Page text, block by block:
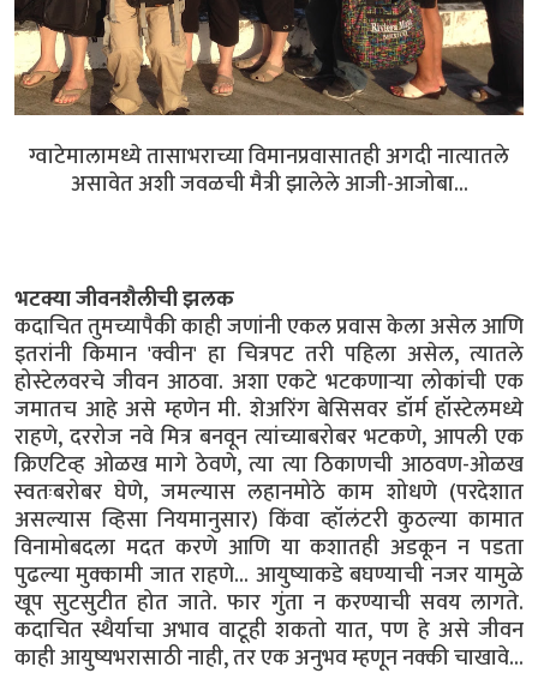
ग्वाटेमालामध्ये तासाभराच्या विमानप्रवासातही अगदी नात्यातले
असावेत अशी जवळची मैत्री झालेले आजी-आजोबा...
भटक्या जीवनशैलीची झलक
कदाचित तुमच्यापैकी काही जणांनी एकल प्रवास केला असेल आणि
इतरांनी किमान 'क्वीन' हा चित्रपट तरी पहिला असेल, त्यातले
होस्टेलवरचे जीवन आठवा. अशा एकटे भटकणाऱ्या लोकांची एक
जमातच आहे असे म्हणेन मी. शेअरिंग बेसिसवर डॉर्म हॉस्टेलमध्ये
राहणे, दररोज नवे मित्र बनवून त्यांच्याबरोबर भटकणे, आपली एक
क्रिएटिव्ह ओळख मागे ठेवणे, त्या त्या ठिकाणची आठवण-ओळख
स्वतःबरोबर घेणे, जमल्यास लहानमोठे काम शोधणे (परदेशात
असल्यास व्हिसा नियमानुसार) किंवा व्हॉलंटरी कुठल्या कामात
विनामोबदला मदत करणे आणि या कशातही अडकून न पडता
पुढल्या मुक्कामी जात राहणे... आयुष्याकडे बघण्याची नजर यामुळे
खूप सुटसुटीत होत जाते. फार गुंता न करण्याची सवय लागते.
कदाचित स्थैर्याचा अभाव वाटूही शकतो यात, पण हे असे जीवन
काही आयुष्यभरासाठी नाही, तर एक अनुभव म्हणून नक्की चाखावे...